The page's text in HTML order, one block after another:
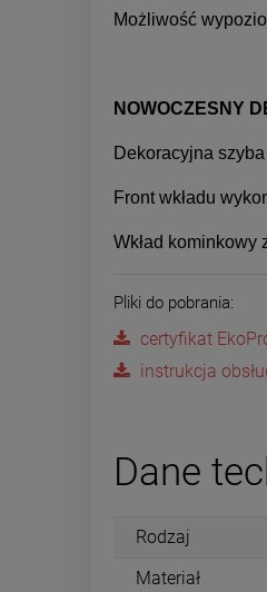
Możliwość
NOWOCZESNY
Dekoracyjna
Front wkładu
Wkład kominkowy
Pliki do pobrania:
certyfikat
instrukcja
Dane
Rodzaj
Materiał